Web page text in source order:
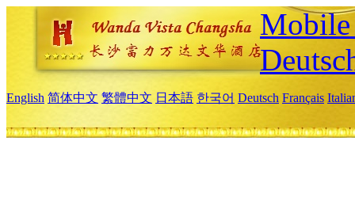
English 简体中文 繁體中文 日本語 한국어 Deutsch Français